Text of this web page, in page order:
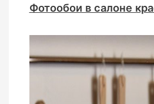
Фотообои в салоне